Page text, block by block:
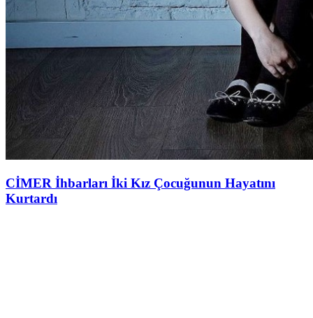
CİMER İhbarları İki Kız Çocuğunun Hayatını
Kurtardı